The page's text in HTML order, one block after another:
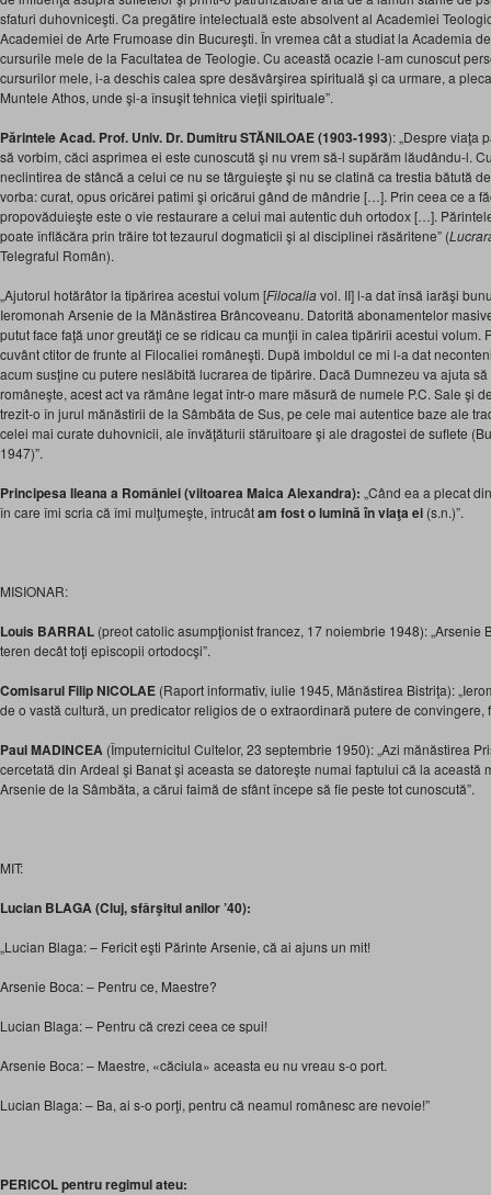
sfaturi duhovniceşti. Ca pregătire intelectuală este absolvent al Academiei
Academiei de Arte Frumoase din Bucureşti. În vremea cât a studiat la Academia
cursurile mele de la Facultatea de Teologie. Cu această ocazie l-am cunoscut
cursurilor mele, i-a deschis calea spre desăvârşirea spirituală şi ca urmare, a
Muntele Athos, unde şi-a însuşit tehnica vieţii spirituale”.
Părintele Acad. Prof. Univ. Dr. Dumitru STĂNILOAE (1903-1993): „Despre viaţa
să vorbim, căci asprimea ei este cunoscută şi nu vrem să-l supărăm lăudându-l.
neclintirea de stâncă a celui ce nu se târguieşte şi nu se clatină ca trestia bătută
vorba: curat, opus oricărei patimi şi oricărui gând de mândrie […]. Prin ceea ce a
propovăduieşte este o vie restaurare a celui mai autentic duh ortodox […].
poate înflăcăra prin trăire tot tezaurul dogmaticii şi al disciplinei răsăritene” (
Telegraful Român).
„Ajutorul hotărâtor la tipărirea acestui volum [Filocaliavol. II] l-a dat însă iarăşi
Ieromonah Arsenie de la Mănăstirea Brâncoveanu. Datorită abonamentelor
putut face faţă unor greutăţi ce se ridicau ca munţii în calea tipăririi acestui volum.
cuvânt ctitor de frunte al Filocaliei româneşti. După imboldul ce mi l-a dat
acum susţine cu putere neslăbită lucrarea de tipărire. Dacă Dumnezeu va ajuta
româneşte, acest act va rămâne legat într-o mare măsură de numele P.C. Sale şi
trezit-o în jurul mănăstirii de la Sâmbăta de Sus, pe cele mai autentice baze ale
celei mai curate duhovnicii, ale învăţăturii stăruitoare şi ale dragostei de suflete
1947)”.
Principesa Ileana a României (viitoarea Maica Alexandra): „Când ea a plecat
în care îmi scria că îmi mulţumeşte, întrucâtam fost o lumină în viaţa ei (s.n.)”.
MISIONAR:
Louis BARRAL (preot catolic asumpţionist francez, 17 noiembrie 1948): „Arsenie
teren decât toţi episcopii ortodocşi”.
Comisarul Filip NICOLAE (Raport informativ, iulie 1945, Mănăstirea Bistriţa):
de o vastă cultură, un predicator religios de o extraordinară putere de convingere,
Paul MADINCEA (Împuternicitul Cultelor, 23 septembrie 1950): „Azi mănăstirea
cercetată din Ardeal şi Banat şi aceasta se datoreşte numai faptului că la această
Arsenie de la Sâmbăta, a cărui faimă de sfânt începe să fie peste tot cunoscută”.
MIT:
Lucian BLAGA (Cluj, sfârşitul anilor ’40):
„Lucian Blaga: – Fericit eşti Părinte Arsenie, că ai ajuns un mit!
Arsenie Boca: – Pentru ce, Maestre?
Lucian Blaga: – Pentru că crezi ceea ce spui!
Arsenie Boca: – Maestre, «căciula» aceasta eu nu vreau s-o port.
Lucian Blaga: – Ba, ai s-o porţi, pentru că neamul românesc are nevoie!”
PERICOL pentru regimul ateu: